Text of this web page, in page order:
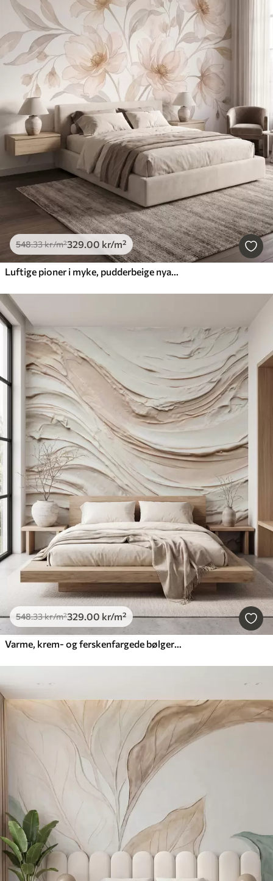
548.33kr/m²329.00 kr/m²
Luftige pioner i myke, pudderbeige nyanser
548.33kr/m²329.00 kr/m²
Varme, krem- og ferskenfargede bølger som etterligner strukturert gips, abstrakt